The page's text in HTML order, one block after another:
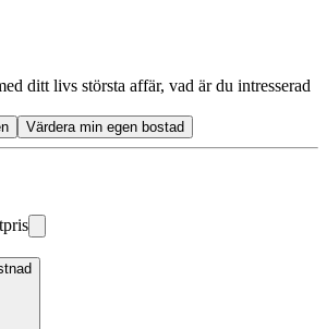
ditt livs största affär, vad är du intresserad
Värdera min egen bostad